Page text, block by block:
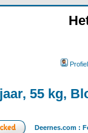
Profiel
55 kg,
Deernes.com :